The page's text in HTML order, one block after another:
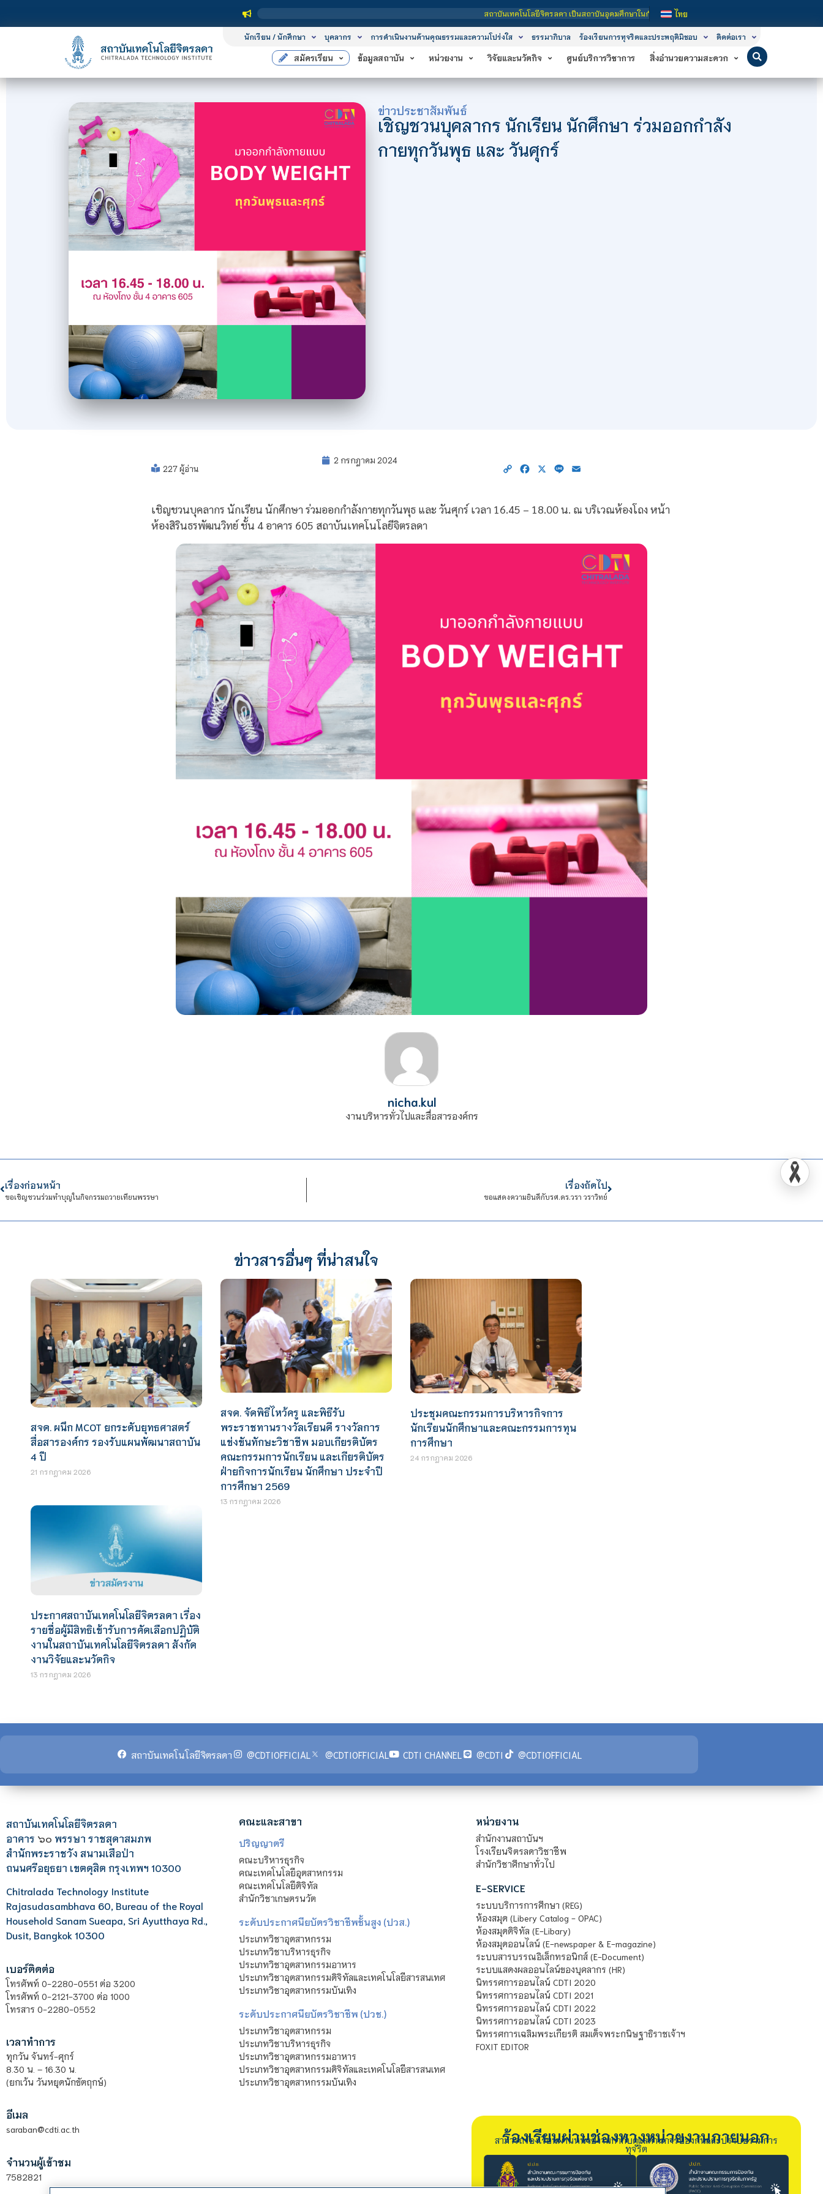
สถาบันเทคโนโลยีจิตรลดา เป็นสถาบันอุดมศึกษาในกำกับของรัฐ เปิดหลักสูตรการเรียนการสอน 3 ระดับ คือ ระดับประกาศนี
ไทย
นักเรียน / นักศึกษา บุคลากร การดำเนินงานด้านคุณธรรมและความโปร่งใส ธรรมาภิบาล ร้องเรียนการทุจริตและประพฤติมิชอบ ติดต่อเรา
สมัครเรียน ข้อมูลสถาบัน หน่วยงาน วิจัยและนวัตกิจ ศูนย์บริการวิชาการ สิ่งอำนวยความสะดวก
ข่าวประชาสัมพันธ์
เชิญชวนบุคลากร นักเรียน นักศึกษา ร่วมออกกำลัง
กายทุกวันพุธ และ วันศุกร์
227 ผู้อ่าน
2 กรกฎาคม 2024
Copy Facebook
X Line
เชิญชวนบุคลากร นักเรียน นักศึกษา ร่วมออกกำลังกายทุกวันพุธ และ วันศุกร์ เวลา 16.45 – 18.00 น. ณ บริเวณห้องโถง หน้า
ห้องสิรินธรพัฒนวิทย์ ชั้น 4 อาคาร 605 สถาบันเทคโนโลยีจิตรลดา
nicha.kul
งานบริหารทั่วไปและสื่อสารองค์กร
เรื่องก่อนหน้า
ขอเชิญชวนร่วมทำบุญในกิจกรรมถวายเทียนพรรษา
เรื่องถัดไป
ขอแสดงความยินดีกับรศ.ดร.วรา วราวิทย์
ข่าวสารอื่นๆ ที่น่าสนใจ
สจด. ผนึก MCOT ยกระดับยุทธศาสตร์
สื่อสารองค์กร รองรับแผนพัฒนาสถาบัน
4 ปี
21 กรกฎาคม 2026
สจด. จัดพิธีไหว้ครู และพิธีรับ
พระราชทานรางวัลเรียนดี รางวัลการ
แข่งขันทักษะวิชาชีพ มอบเกียรติบัตร
คณะกรรมการนักเรียน และเกียรติบัตร
ฝ่ายกิจการนักเรียน นักศึกษา ประจำปี
การศึกษา 2569
13 กรกฎาคม 2026
ประชุมคณะกรรมการบริหารกิจการ
นักเรียนนักศึกษาและคณะกรรมการทุน
การศึกษา
24 กรกฎาคม 2026
ประกาศสถาบันเทคโนโลยีจิตรลดา เรื่อง
รายชื่อผู้มีสิทธิเข้ารับการคัดเลือกปฏิบัติ
งานในสถาบันเทคโนโลยีจิตรลดา สังกัด
งานวิจัยและนวัตกิจ
13 กรกฎาคม 2026
สถาบันเทคโนโลยีจิตรลดา @CDTIOFFICIAL @CDTIOFFICIAL CDTI CHANNEL @CDTI @CDTIOFFICIAL
สถาบันเทคโนโลยีจิตรลดา
อาคาร ๖๐ พรรษา ราชสุดาสมภพ
สำนักพระราชวัง สนามเสือป่า
ถนนศรีอยุธยา เขตดุสิต กรุงเทพฯ 10300
Chitralada Technology Institute
Rajasudasambhava 60, Bureau of the Royal
Household Sanam Sueapa, Sri Ayutthaya Rd.,
Dusit, Bangkok 10300
เบอร์ติดต่อ
โทรศัพท์ 0-2280-0551 ต่อ 3200
โทรศัพท์ 0-2121-3700 ต่อ 1000
โทรสาร 0-2280-0552
เวลาทำการ
ทุกวัน จันทร์-ศุกร์
8.30 น. – 16.30 น.
(ยกเว้น วันหยุดนักขัตฤกษ์)
อีเมล
saraban@cdti.ac.th
จำนวนผู้เข้าชม
7582821
คณะและสาขา
ปริญญาตรี
คณะบริหารธุรกิจ
คณะเทคโนโลยีอุตสาหกรรม
คณะเทคโนโลยีดิจิทัล
สำนักวิชาเกษตรนวัต
ระดับประกาศนียบัตรวิชาชีพชั้นสูง (ปวส.)
ประเภทวิชาอุตสาหกรรม
ประเภทวิชาบริหารธุรกิจ
ประเภทวิชาอุตสาหกรรมอาหาร
ประเภทวิชาอุตสาหกรรมดิจิทัลและเทคโนโลยีสารสนเทศ
ประเภทวิชาอุตสาหกรรมบันเทิง
ระดับประกาศนียบัตรวิชาชีพ (ปวช.)
ประเภทวิชาอุตสาหกรรม
ประเภทวิชาบริหารธุรกิจ
ประเภทวิชาอุตสาหกรรมอาหาร
ประเภทวิชาอุตสาหกรรมดิจิทัลและเทคโนโลยีสารสนเทศ
ประเภทวิชาอุตสาหกรรมบันเทิง
หน่วยงาน
สำนักงานสถาบันฯ
โรงเรียนจิตรลดาวิชาชีพ
สำนักวิชาศึกษาทั่วไป
E-SERVICE
ระบบบริการการศึกษา (REG)
ห้องสมุด (Libery Catalog - OPAC)
ห้องสมุดดิจิทัล (E-Libary)
ห้องสมุดออนไลน์ (E-newspaper & E-magazine)
ระบบสารบรรณอิเล็กทรอนิกส์ (E-Document)
ระบบแสดงผลออนไลน์ของบุคลากร (HR)
นิทรรศการออนไลน์ CDTI 2020
นิทรรศการออนไลน์ CDTI 2021
นิทรรศการออนไลน์ CDTI 2022
นิทรรศการออนไลน์ CDTI 2023
นิทรรศการเฉลิมพระเกียรติ สมเด็จพระกนิษฐาธิราชเจ้าฯ
FOXIT EDITOR
ร้องเรียนผ่านช่องทางหน่วยงานภายนอก
สามารถร้องเรียนผ่านหน่วยงานกำกับดูแลด้านการป้องกันและปราบปรามการ
ทุจริต